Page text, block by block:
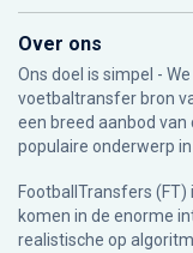
Over ons
Ons doel is simpel -
voetbaltransfer bron
een breed aanbod
populaire onderwerp
FootballTransfers
komen in de enorme
realistische op